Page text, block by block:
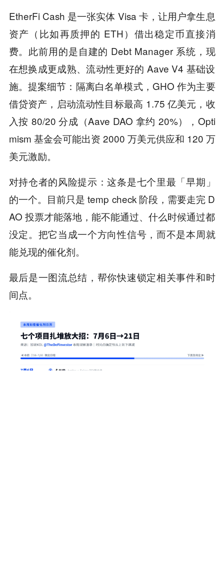
EtherFi Cash 是一张实体 Visa 卡，让用户拿生息
资产（比如再质押的 ETH）借出稳定币直接消
费。此前用的是自建的 Debt Manager 系统，现
在想换成更成熟、流动性更好的 Aave V4 基础设
施。提案细节：隔离白名单模式，GHO 作为主要
借贷资产，启动流动性目标最高 1.75 亿美元，收
入按 80/20 分成（Aave DAO 拿约 20%），Opti
mism 基金会可能出资 2000 万美元供应和 120 万
美元激励。
对持仓者的风险提示：这条是七个里最「早期」
的一个。目前只是 temp check 阶段，需要走完 D
AO 投票才能落地，能不能通过、什么时候通过都
没定。把它当成一个方向性信号，而不是本周就
能兑现的催化剂。
最后是一图流总结，帮你快速锁定相关事件和时
间点。